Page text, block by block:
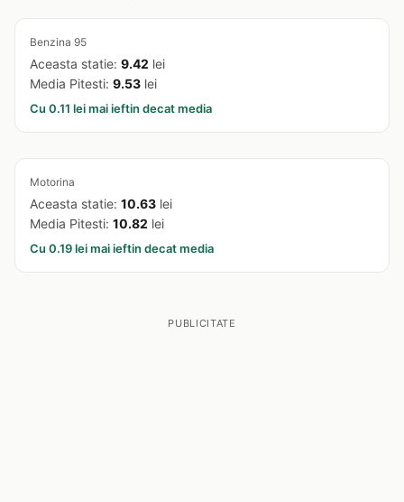
Benzina 95
Aceasta statie: 9.42 lei
Media Pitesti: 9.53 lei
Cu 0.11 lei mai ieftin decat media
Motorina
Aceasta statie: 10.63 lei
Media Pitesti: 10.82 lei
Cu 0.19 lei mai ieftin decat media
PUBLICITATE